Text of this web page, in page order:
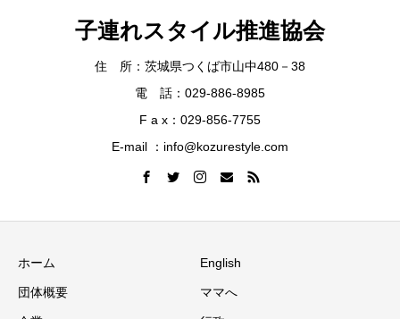
子連れスタイル推進協会
住 所：茨城県つくば市山中480－38
電 話：029-886-8985
F a x：029-856-7755
E-mail ：info@kozurestyle.com
ホーム English
団体概要 ママへ